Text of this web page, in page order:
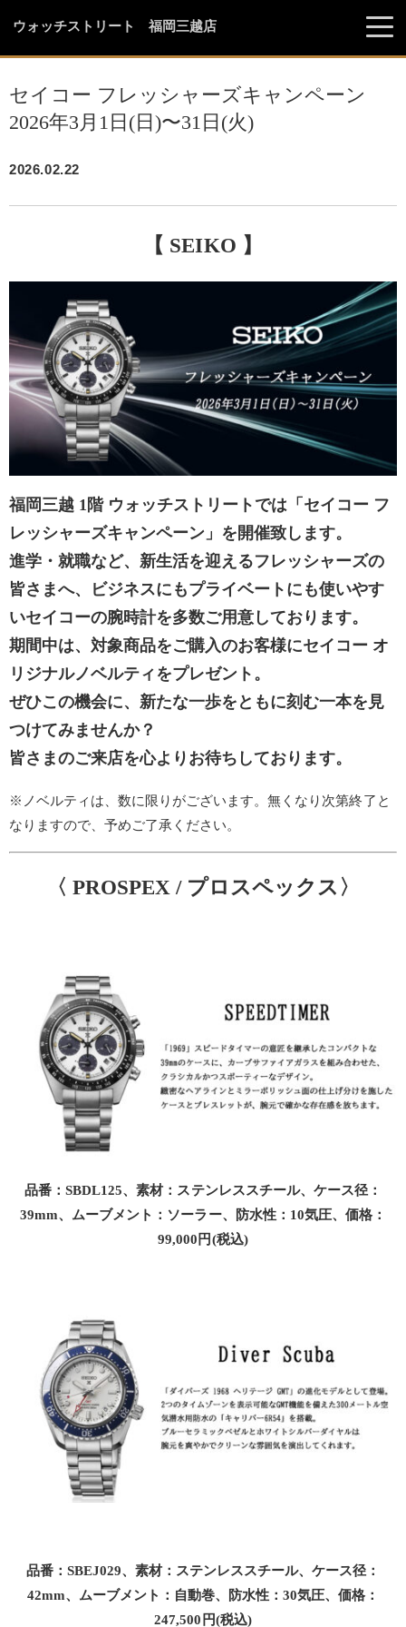
ウォッチストリート 福岡三越店
セイコー フレッシャーズキャンペーン
2026年3月1日(日)〜31日(火)
2026.02.22
【 SEIKO 】
福岡三越 1階 ウォッチストリートでは「セイコー フ
レッシャーズキャンペーン」を開催致します。
進学・就職など、新生活を迎えるフレッシャーズの
皆さまへ、ビジネスにもプライベートにも使いやす
いセイコーの腕時計を多数ご用意しております。
期間中は、対象商品をご購入のお客様にセイコー オ
リジナルノベルティをプレゼント。
ぜひこの機会に、新たな一歩をともに刻む一本を見
つけてみませんか？
皆さまのご来店を心よりお待ちしております。
※ノベルティは、数に限りがございます。無くなり次第終了と
なりますので、予めご了承ください。
〈 PROSPEX / プロスペックス〉
品番：SBDL125、素材：ステンレススチール、ケース径：
39mm、ムーブメント：ソーラー、防水性：10気圧、価格：
99,000円(税込)
品番：SBEJ029、素材：ステンレススチール、ケース径：
42mm、ムーブメント：自動巻、防水性：30気圧、価格：
247,500円(税込)